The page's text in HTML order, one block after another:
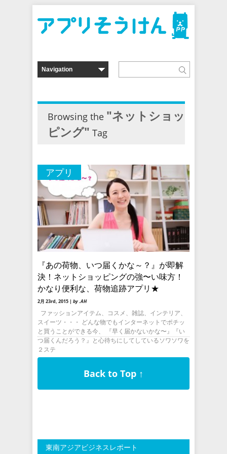
Browsing the "ネットショッ
ピング" Tag
アプリ
『あの荷物、いつ届くかな～？』が即解
決！ネットショッピングの強〜い味方！
かなり便利な、荷物追跡アプリ★
2月 23rd, 2015 | by .AH
ファッションアイテム、コスメ、雑誌、インテリア、
スイーツ・・・ どんな物でもインターネットでポチッ
と買うことができる今、 『早く届かないかな〜』『い
つ届くんだろう？』と心待ちにしてしているソワソワを
２ステ
Back to Top ↑
東南アジアビジネスレポート